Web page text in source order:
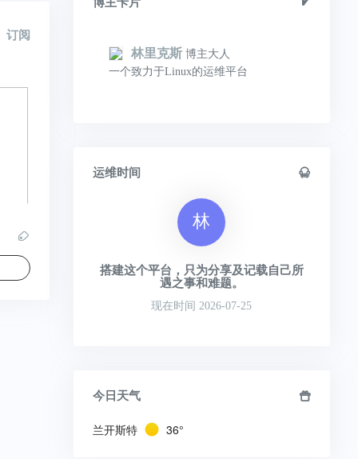
订阅
林里克斯 博主大人
一个致力于Linux的运维平台
运维时间
林
搭建这个平台，只为分享及记载自己所
遇之事和难题。
现在时间 2026-07-25
今日天气
兰开斯特 36°